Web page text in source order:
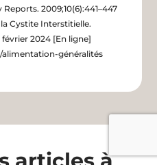
2009;10(6):441–447
Cystite Interstitielle.
2024 [En ligne]
généralités